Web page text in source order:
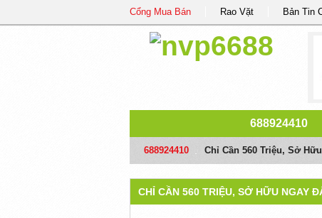
Cổng Mua Bán Rao Vặt Bản Tin
688924410
688924410 Chỉ Cần 560 Triệu, Sở
CHỈ CẦN 560 TRIỆU, SỞ HỮU NGAY